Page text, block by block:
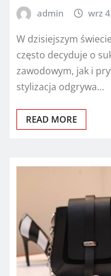
admin wrz
W dzisiejszym
często decyduje o
zawodowym, jak i
stylizacja odgrywa…
READ MORE